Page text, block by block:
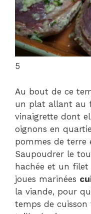
5
Au bout de ce
un plat allant au
vinaigrette dont
oignons en
pommes de terre
Saupoudrer le
hachée et un filet
joues marinées
la viande, pour
temps de